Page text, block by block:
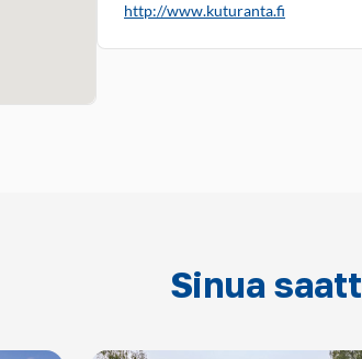
http://www.kuturanta.fi
Sinua